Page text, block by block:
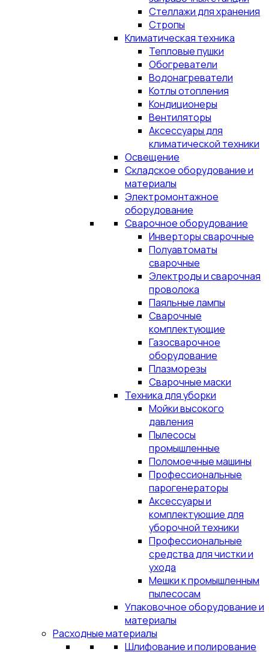
Стеллажи для хранения
Стропы
Климатическая техника
Тепловые пушки
Обогреватели
Водонагреватели
Котлы отопления
Кондиционеры
Вентиляторы
Аксессуары для
климатической техники
Освещение
Складское оборудование и
материалы
Электромонтажное
оборудование
Сварочное оборудование
Инверторы сварочные
Полуавтоматы
сварочные
Электроды и сварочная
проволока
Паяльные лампы
Сварочные
комплектующие
Газосварочное
оборудование
Плазморезы
Сварочные маски
Техника для уборки
Мойки высокого
давления
Пылесосы
промышленные
Поломоечные машины
Профессиональные
парогенераторы
Аксессуары и
комплектующие для
уборочной техники
Профессиональные
средства для чистки и
ухода
Мешки к промышленным
пылесосам
Упаковочное оборудование и
материалы
Расходные материалы
Шлифование и полирование